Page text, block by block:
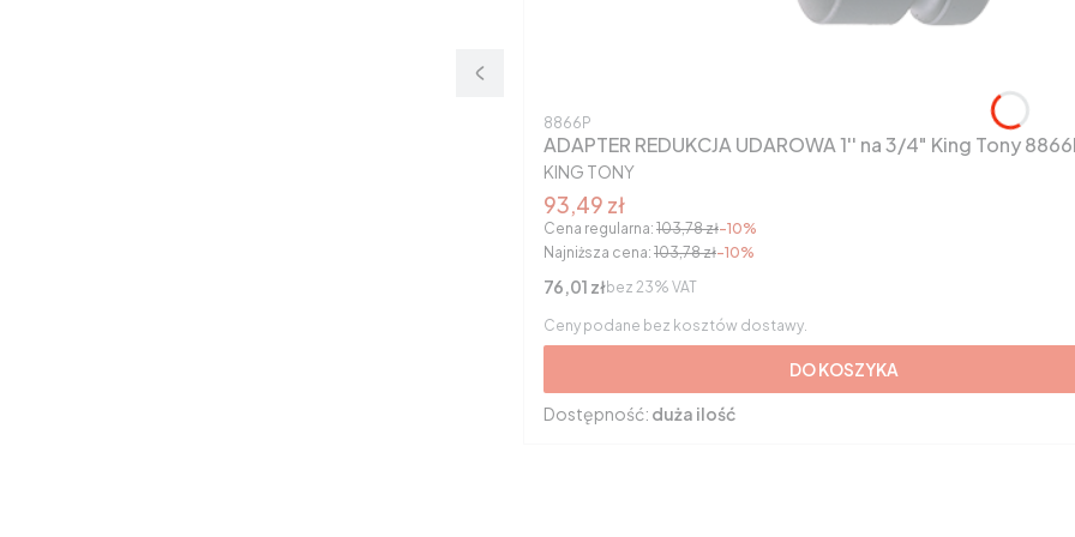
Kod produktu
8866P
ADAPTER REDUKCJA UDAROWA 1'' na 3/4" King Tony
PRODUCENT
KING TONY
Cena promocyjna brutto
93,49 zł
Cena regularna: 103,78 zł-10%
Najniższa cena: 103,78 zł-10%
Cena netto
76,01 złbez 23% VAT
Ceny podane bez kosztów dostawy.
DO KOSZYKA
Dostępność: duża ilość